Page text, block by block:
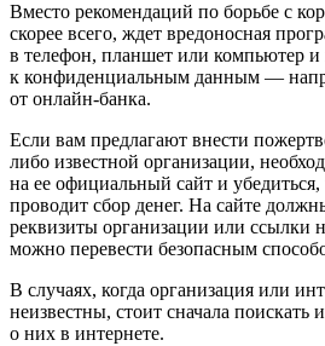
Вместо рекомендаций по борьбе с
скорее всего, ждет вредоносная
в телефон, планшет или компьютер и
к конфиденциальным данным —
от онлайн-банка.
Если вам предлагают внести
либо известной организации,
на ее официальный сайт и убедиться,
проводит сбор денег. На сайте
реквизиты организации или ссылки
можно перевести безопасным
В случаях, когда организация или
неизвестны, стоит сначала
о них в интернете.